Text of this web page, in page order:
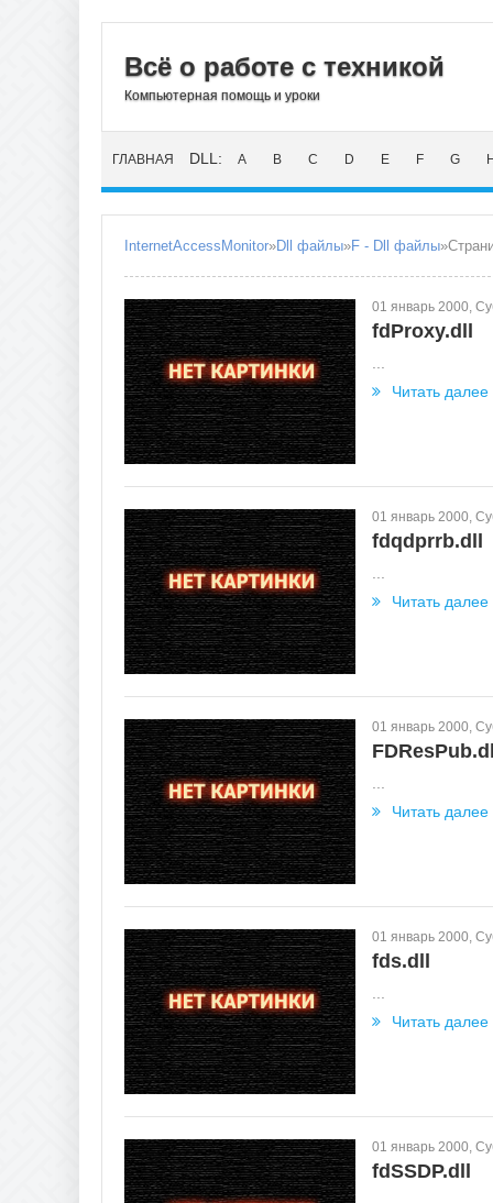
Всё о работе с техникой
Компьютерная помощь и уроки
ГЛАВНАЯ DLL: A B C D E F G H
InternetAccessMonitor»Dll файлы»F - Dll файлы
01 январь 2000,
fdProxy.dll
Читать далее
01 январь 2000,
fdqdprrb.dll
Читать далее
01 январь 2000,
FDResPub.dll
Читать далее
01 январь 2000,
fds.dll
Читать далее
01 январь 2000,
fdSSDP.dll